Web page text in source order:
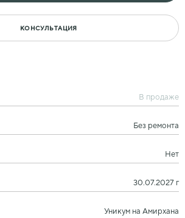
КОНСУЛЬТАЦИЯ
В продаже
Без ремонта
Нет
30.07.2027 г
Уникум на Амирхана